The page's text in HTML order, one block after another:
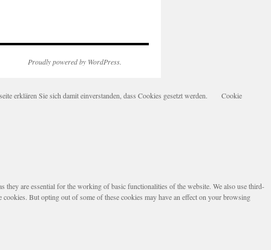
Proudly powered by WordPress.
erklären Sie sich damit einverstanden, dass Cookies gesetzt werden. Cookie
they are essential for the working of basic functionalities of the website. We also use third-
But opting out of some of these cookies may have an effect on your browsing